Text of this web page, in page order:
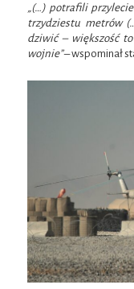
„(…) potrafili
trzydziestu metrów
dziwić – większość
wojnie”– wspominał